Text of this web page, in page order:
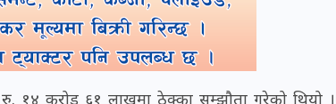
१४ करोड ६१ लाखमा ठेक्का सम्झौता गरेको थियो ।